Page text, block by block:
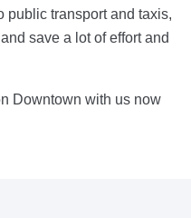
public transport and taxis,
save a lot of effort and
Downtown with us now